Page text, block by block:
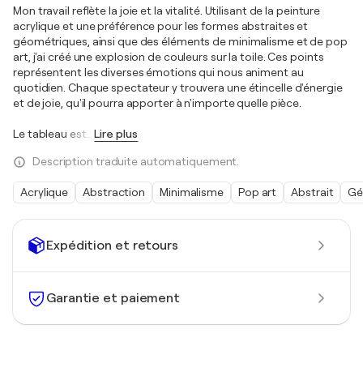
Expédition et retours
Garantie et paiement
Mon travail reflète la joie et la vitalité. Utilisant de la peinture
acrylique et une préférence pour les formes abstraites et
géométriques, ainsi que des éléments de minimalisme et de pop
art, j'ai créé une explosion de couleurs sur la toile. Ces points
représentent les diverses émotions qui nous animent au
quotidien. Chaque spectateur y trouvera une étincelle d'énergie
et de joie, qu'il pourra apporter à n'importe quelle pièce.
Le tableau est Lire plus
Description traduite automatiquement.
Acrylique Abstraction Minimalisme Pop art Abstrait